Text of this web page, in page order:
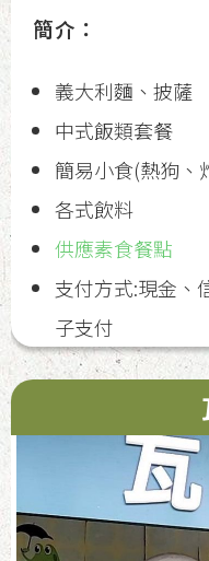
簡介：
義大利麵、披薩
中式飯類套餐
簡易小食(熱狗、
各式飲料
供應素食餐點
支付方式:現金、
子支付